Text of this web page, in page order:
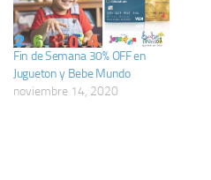
Fin de Semana 30% OFF en
Jugueton y Bebe Mundo
noviembre 14, 2020